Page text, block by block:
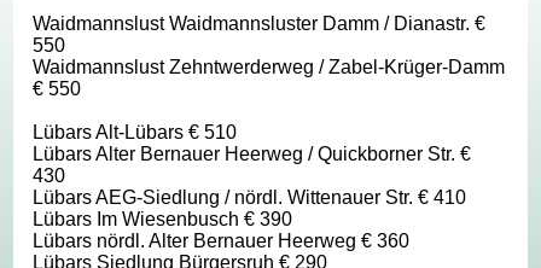
Waidmannslust Waidmannsluster Damm / Dianastr. €
550
Waidmannslust Zehntwerderweg / Zabel-Krüger-Damm
€ 550
Lübars Alt-Lübars € 510
Lübars Alter Bernauer Heerweg / Quickborner Str. €
430
Lübars AEG-Siedlung / nördl. Wittenauer Str. € 410
Lübars Im Wiesenbusch € 390
Lübars nördl. Alter Bernauer Heerweg € 360
Lübars Siedlung Bürgersruh € 290